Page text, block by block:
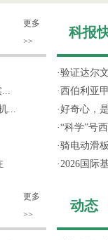
更多
>>
...
...
更多
>>
科报
·验证达尔
· 西伯利亚
·好奇心，
·“科学”号
·骑电动滑
·2026国际
动态